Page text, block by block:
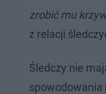
zrobić mu
z relacji
Śledczy nie
spowodowania